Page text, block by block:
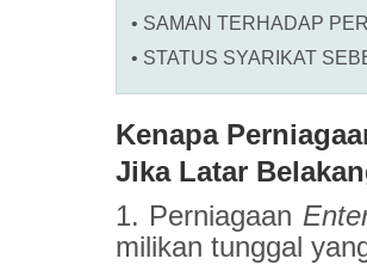
• SAMAN TERHADAP
• STATUS SYARIKAT
Kenapa
Jika Latar
1. Perniagaan
milikan tunggal